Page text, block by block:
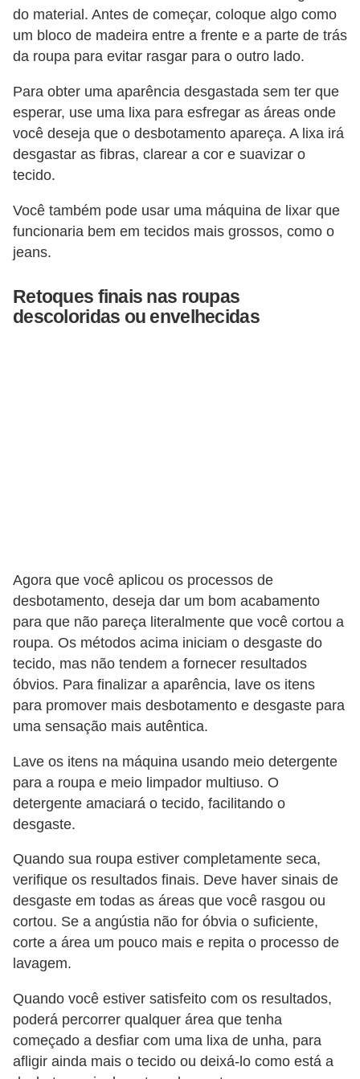
do material. Antes de começar, coloque algo como
um bloco de madeira entre a frente e a parte de trás
da roupa para evitar rasgar para o outro lado.
Para obter uma aparência desgastada sem ter que
esperar, use uma lixa para esfregar as áreas onde
você deseja que o desbotamento apareça. A lixa irá
desgastar as fibras, clarear a cor e suavizar o
tecido.
Você também pode usar uma máquina de lixar que
funcionaria bem em tecidos mais grossos, como o
jeans.
Retoques finais nas roupas
descoloridas ou envelhecidas
Agora que você aplicou os processos de
desbotamento, deseja dar um bom acabamento
para que não pareça literalmente que você cortou a
roupa. Os métodos acima iniciam o desgaste do
tecido, mas não tendem a fornecer resultados
óbvios. Para finalizar a aparência, lave os itens
para promover mais desbotamento e desgaste para
uma sensação mais autêntica.
Lave os itens na máquina usando meio detergente
para a roupa e meio limpador multiuso. O
detergente amaciará o tecido, facilitando o
desgaste.
Quando sua roupa estiver completamente seca,
verifique os resultados finais. Deve haver sinais de
desgaste em todas as áreas que você rasgou ou
cortou. Se a angústia não for óbvia o suficiente,
corte a área um pouco mais e repita o processo de
lavagem.
Quando você estiver satisfeito com os resultados,
poderá percorrer qualquer área que tenha
começado a desfiar com uma lixa de unha, para
afligir ainda mais o tecido ou deixá-lo como está a